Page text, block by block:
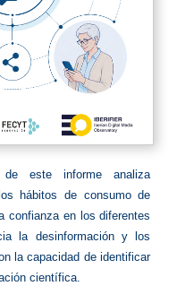
este informe analiza
hábitos de consumo de
confianza en los diferentes
la desinformación y los
la capacidad de identificar
científica.